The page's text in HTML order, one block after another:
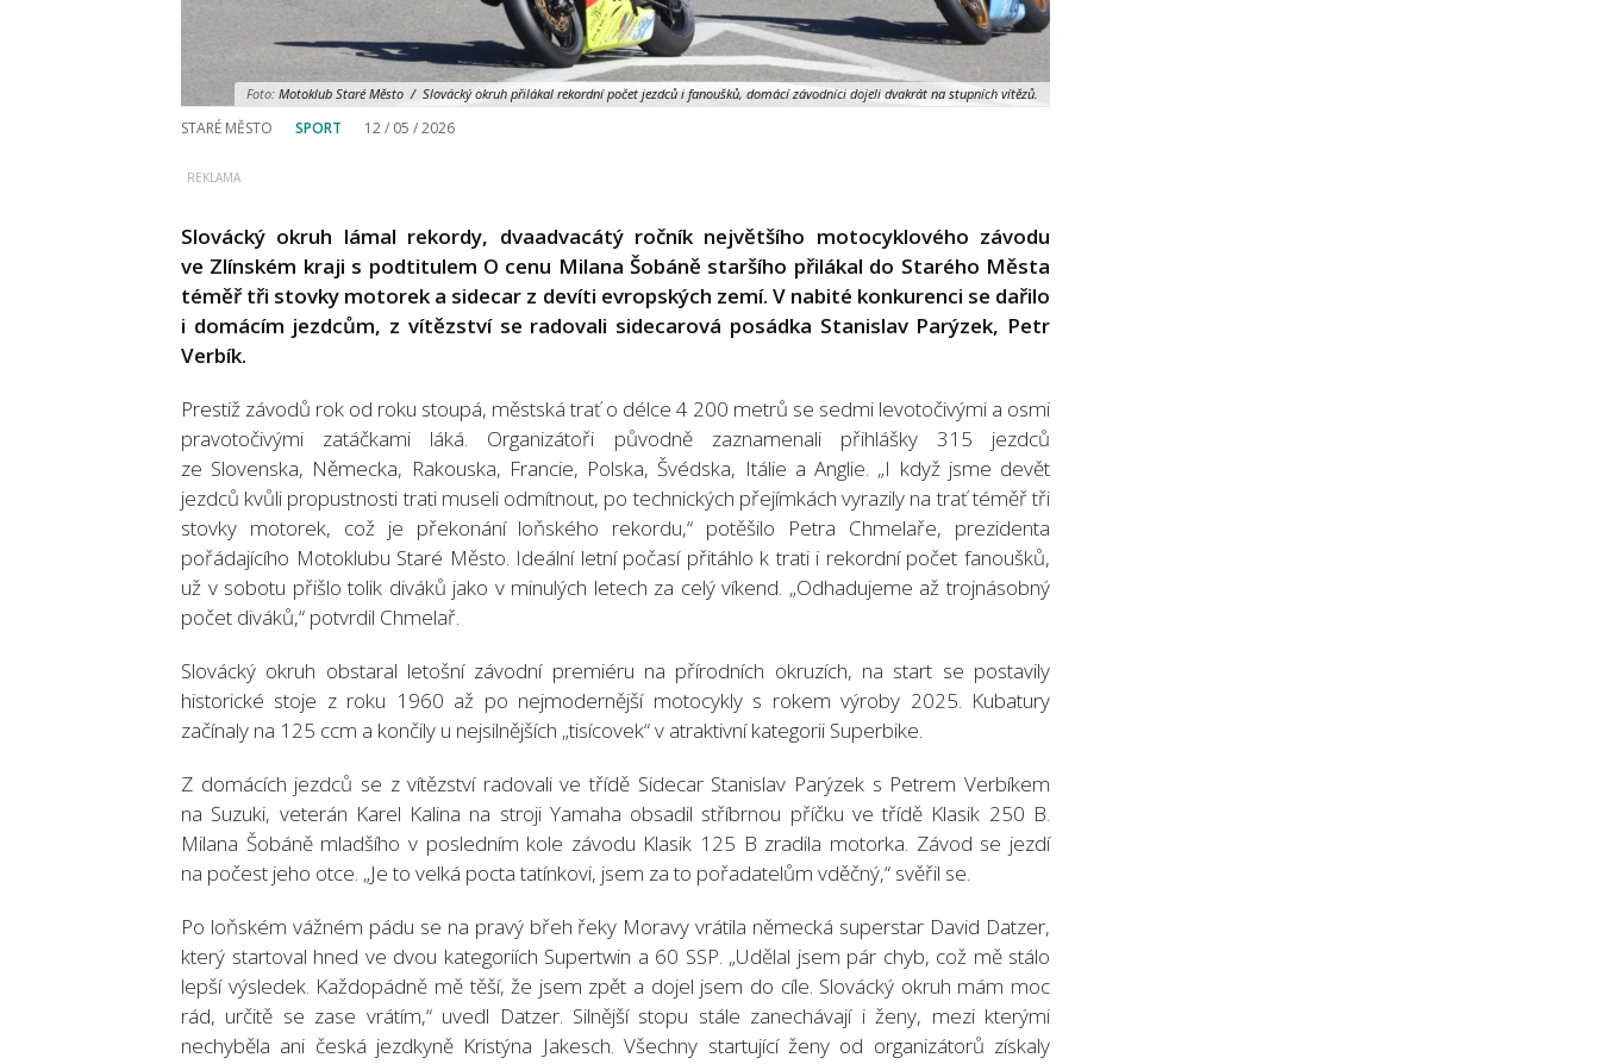
Foto: Motoklub Staré Město / Slovácký okruh přilákal rekordní počet jezdců i fanoušků, domácí závodníci dojeli dvakrát na stupních vítězů.
STARÉ MĚSTO SPORT 12 / 05 / 2026
Slovácký okruh lámal rekordy, dvaadvacátý ročník největšího motocyklového závodu
ve Zlínském kraji s podtitulem O cenu Milana Šobáně staršího přilákal do Starého Města
téměř tři stovky motorek a sidecar z devíti evropských zemí. V nabité konkurenci se dařilo
i domácím jezdcům, z vítězství se radovali sidecarová posádka Stanislav Parýzek, Petr
Verbík.
Prestiž závodů rok od roku stoupá, městská trať o délce 4 200 metrů se sedmi levotočivými a osmi
pravotočivými zatáčkami láká. Organizátoři původně zaznamenali přihlášky 315 jezdců
ze Slovenska, Německa, Rakouska, Francie, Polska, Švédska, Itálie a Anglie. „I když jsme devět
jezdců kvůli propustnosti trati museli odmítnout, po technických přejímkách vyrazily na trať téměř tři
stovky motorek, což je překonání loňského rekordu,“ potěšilo Petra Chmelaře, prezidenta
pořádajícího Motoklubu Staré Město. Ideální letní počasí přitáhlo k trati i rekordní počet fanoušků,
už v sobotu přišlo tolik diváků jako v minulých letech za celý víkend. „Odhadujeme až trojnásobný
počet diváků,“ potvrdil Chmelař.
Slovácký okruh obstaral letošní závodní premiéru na přírodních okruzích, na start se postavily
historické stoje z roku 1960 až po nejmodernější motocykly s rokem výroby 2025. Kubatury
začínaly na 125 ccm a končily u nejsilnějších „tisícovek“ v atraktivní kategorii Superbike.
Z domácích jezdců se z vítězství radovali ve třídě Sidecar Stanislav Parýzek s Petrem Verbíkem
na Suzuki, veterán Karel Kalina na stroji Yamaha obsadil stříbrnou příčku ve třídě Klasik 250 B.
Milana Šobáně mladšího v posledním kole závodu Klasik 125 B zradila motorka. Závod se jezdí
na počest jeho otce. „Je to velká pocta tatínkovi, jsem za to pořadatelům vděčný,“ svěřil se.
Po loňském vážném pádu se na pravý břeh řeky Moravy vrátila německá superstar David Datzer,
který startoval hned ve dvou kategoriích Supertwin a 60 SSP. „Udělal jsem pár chyb, což mě stálo
lepší výsledek. Každopádně mě těší, že jsem zpět a dojel jsem do cíle. Slovácký okruh mám moc
rád, určitě se zase vrátím,“ uvedl Datzer. Silnější stopu stále zanechávají i ženy, mezi kterými
nechyběla ani česká jezdkyně Kristýna Jakesch. Všechny startující ženy od organizátorů získaly